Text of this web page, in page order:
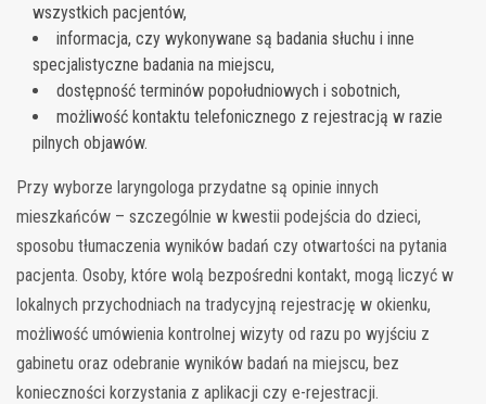
wszystkich pacjentów,
informacja, czy wykonywane są badania słuchu i inne
specjalistyczne badania na miejscu,
dostępność terminów popołudniowych i sobotnich,
możliwość kontaktu telefonicznego z rejestracją w razie
pilnych objawów.
Przy wyborze laryngologa przydatne są opinie innych
mieszkańców – szczególnie w kwestii podejścia do dzieci,
sposobu tłumaczenia wyników badań czy otwartości na pytania
pacjenta. Osoby, które wolą bezpośredni kontakt, mogą liczyć w
lokalnych przychodniach na tradycyjną rejestrację w okienku,
możliwość umówienia kontrolnej wizyty od razu po wyjściu z
gabinetu oraz odebranie wyników badań na miejscu, bez
konieczności korzystania z aplikacji czy e-rejestracji.